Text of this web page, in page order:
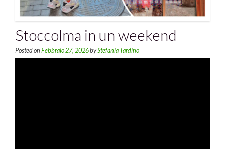
Stoccolma in un weekend
Posted on Febbraio 27, 2026byStefania Tardino